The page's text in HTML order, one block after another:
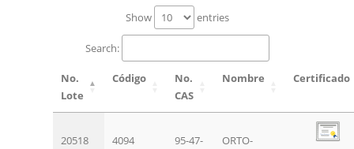
Show entries
Search:
No.
Lote
Código
No.
CAS
Nombre Certificado
20518 4094
95-47-
ORTO-